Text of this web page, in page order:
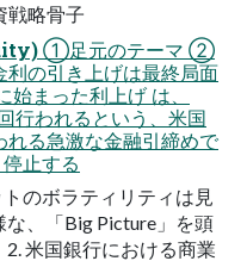
戦略骨子
①足元のテーマ ②
の引き上げは最終局面
まった利上げ は、
行われるという、米国
る急激な金融引締めで
止する
のボラティリティは見
な、「Big Picture」を頭
米国銀行における商業